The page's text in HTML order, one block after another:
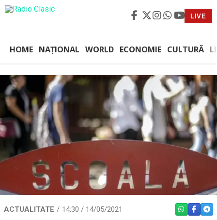
LIVE
HOME NAȚIONAL WORLD ECONOMIE CULTURĂ
ACTUALITATE 14:30 / 14/05/2021 WHATSAPP